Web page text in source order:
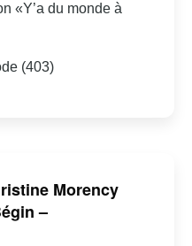
«Y’a du monde à
(403)
Morency
–